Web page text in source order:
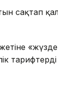
сақтап
тарифтерді